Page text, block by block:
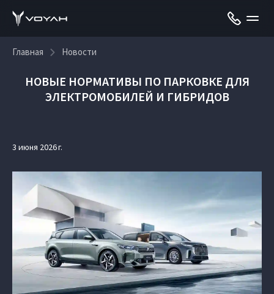
Главная Новости
НОВЫЕ НОРМАТИВЫ ПО ПАРКОВКЕ ДЛЯ
ЭЛЕКТРОМОБИЛЕЙ И ГИБРИДОВ
3 июня 2026 г.